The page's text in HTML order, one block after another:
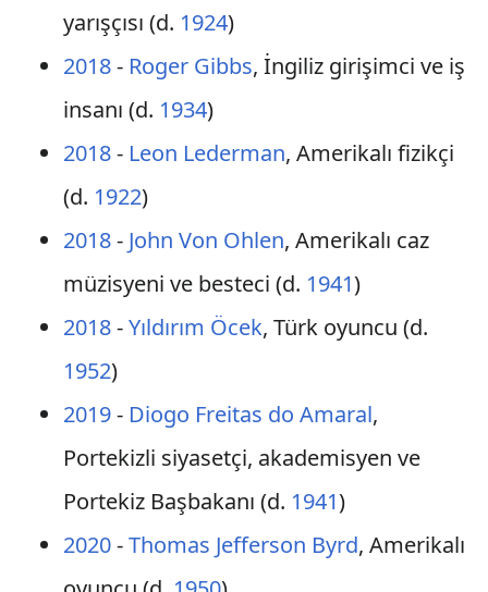
yarışçısı (d. 1924)
2018- Roger Gibbs, İngiliz girişimci ve iş
insanı (d. 1934)
2018- Leon Lederman, Amerikalı fizikçi
(d. 1922)
2018- John Von Ohlen, Amerikalı caz
müzisyeni ve besteci (d. 1941)
2018-Yıldırım Öcek, Türk oyuncu (d.
1952)
2019- Diogo Freitas do Amaral,
Portekizli siyasetçi, akademisyen ve
Portekiz Başbakanı (d. 1941)
2020-Thomas Jefferson Byrd, Amerikalı